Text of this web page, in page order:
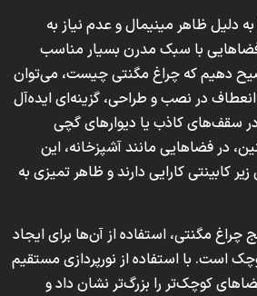
به دلیل ظاهر مینیمال و عدم نیاز به
با سبک مدرن بسیار مناسب
دهیم که چراغ مگنتی چیست، می‌توان
در نصب و طراحی، گزینه‌ای ایده‌آل
در سقف‌های کاذب یا دیوارهای گچی
در فضاهایی مانند آشپزخانه، این
کابینتی کارایی دارند و ظاهر تمیزی به
چراغ مگنتی، استفاده از آن‌ها برای ایجاد
با استفاده از نورپردازی مستقیم
کوچک‌تر را بزرگ‌تر نشان داد و